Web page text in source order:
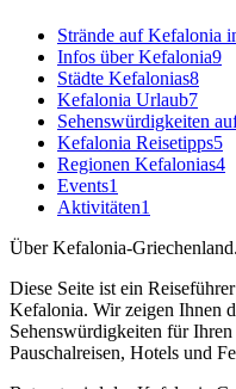
Strände auf Kefalonia
Infos über Kefalonia9
Städte Kefalonias8
Kefalonia Urlaub7
Sehenswürdigkeiten
Kefalonia Reisetipps5
Regionen Kefalonias4
Events1
Aktivitäten1
Über Kefalonia-
Diese Seite ist ein
Kefalonia. Wir zeigen Ihnen
Sehenswürdigkeiten für
Pauschalreisen, Hotels und